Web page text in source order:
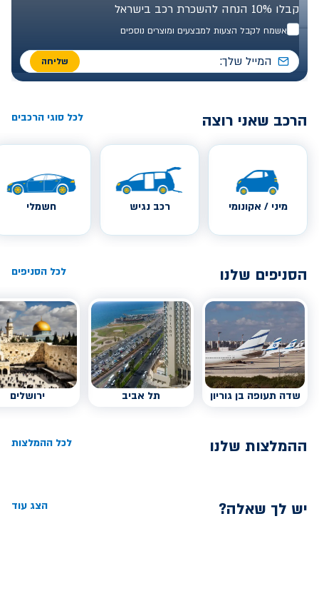
קבלו 10% הנחה להשכרת רכב בישראל
אשמח לקבל הצעות למבצעים ומוצרים נוספים
שליחה
הרכב שאני רוצה לכל סוגי הרכבים
מיני / אקונומי רכב נגיש חשמלי
הסניפים שלנו לכל הסניפים
שדה תעופה בן גוריון תל אביב ירושלים
ההמלצות שלנו לכל ההמלצות
יש לך שאלה? הצג עוד